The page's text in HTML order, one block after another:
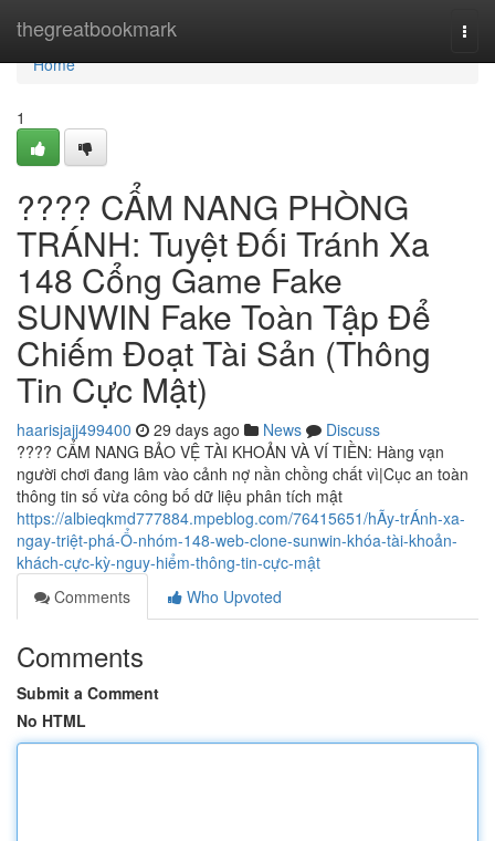
thegreatbookmark
Home
Home
1
???? CẨM NANG PHÒNG
TRÁNH: Tuyệt Đối Tránh Xa
148 Cổng Game Fake
SUNWIN Fake Toàn Tập Để
Chiếm Đoạt Tài Sản (Thông
Tin Cực Mật)
haarisjajj499400 29 days ago News
Discuss
???? CẨM NANG BẢO VỆ TÀI KHOẢN VÀ VÍ TIỀN: Hàng vạn
người chơi đang lâm vào cảnh nợ nần chồng chất vì|Cục an toàn
thông tin số vừa công bố dữ liệu phân tích mật
https://albieqkmd777884.mpeblog.com/76415651/hÃy-trÁnh-xa-
ngay-triệt-phá-Ổ-nhóm-148-web-clone-sunwin-khóa-tài-khoản-
khách-cực-kỳ-nguy-hiểm-thông-tin-cực-mật
Comments
Who Upvoted
Comments
Submit a Comment
No HTML